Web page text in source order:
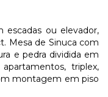
escadas ou elevador,
Mesa de Sinuca com
e pedra dividida em
triplex,
montagem em piso